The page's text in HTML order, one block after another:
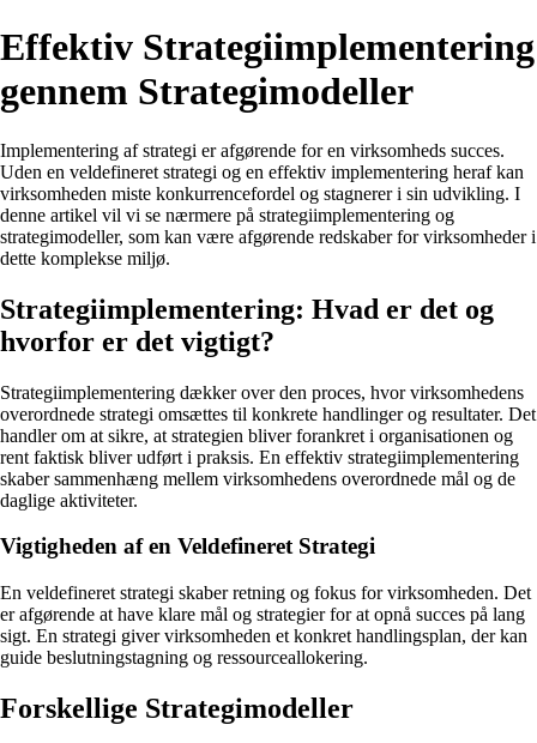
Effektiv Strategiimplementering
gennem Strategimodeller
Implementering af strategi er afgørende for en virksomheds succes.
Uden en veldefineret strategi og en effektiv implementering heraf kan
virksomheden miste konkurrencefordel og stagnerer i sin udvikling. I
denne artikel vil vi se nærmere på strategiimplementering og
strategimodeller, som kan være afgørende redskaber for virksomheder i
dette komplekse miljø.
Strategiimplementering: Hvad er det og
hvorfor er det vigtigt?
Strategiimplementering dækker over den proces, hvor virksomhedens
overordnede strategi omsættes til konkrete handlinger og resultater. Det
handler om at sikre, at strategien bliver forankret i organisationen og
rent faktisk bliver udført i praksis. En effektiv strategiimplementering
skaber sammenhæng mellem virksomhedens overordnede mål og de
daglige aktiviteter.
Vigtigheden af en Veldefineret Strategi
En veldefineret strategi skaber retning og fokus for virksomheden. Det
er afgørende at have klare mål og strategier for at opnå succes på lang
sigt. En strategi giver virksomheden et konkret handlingsplan, der kan
guide beslutningstagning og ressourceallokering.
Forskellige Strategimodeller